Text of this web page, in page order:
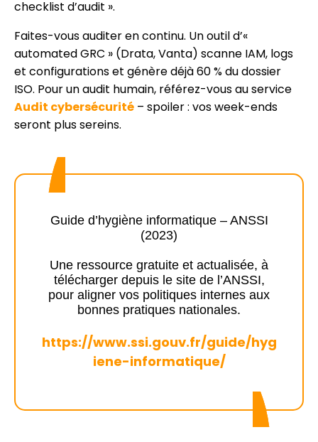
checklist d’audit ».
Faites-vous auditer en continu. Un outil d’«
automated GRC » (Drata, Vanta) scanne IAM, logs
et configurations et génère déjà 60 % du dossier
ISO. Pour un audit humain, référez-vous au service
Audit cybersécurité – spoiler : vos week-ends
seront plus sereins.
Guide d’hygiène informatique – ANSSI
(2023)
Une ressource gratuite et actualisée, à
télécharger depuis le site de l’ANSSI,
pour aligner vos politiques internes aux
bonnes pratiques nationales.
https://www.ssi.gouv.fr/guide/hyg
iene-informatique/